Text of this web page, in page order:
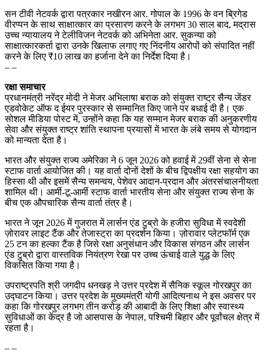
सन टीवी नेटवर्क द्वारा पत्रकार नखीरन आर. गोपाल के 1996 के वन ब्रिगेड
वीरप्पन के साथ साक्षात्कार का प्रसारण करने के लगभग 30 साल बाद, मद्रास
उच्च न्यायालय ने टेलीविजन नेटवर्क को अभिनेता आर. सुकन्या को
साक्षात्कारकर्ता द्वारा उनके खिलाफ लगाए गए निंदनीय आरोपों को संपादित नहीं
करने के लिए ₹10 लाख का हर्जाना देने का निर्देश दिया है।
– –
रक्षा समाचार
प्रधानमंत्री नरेंद्र मोदी ने मेजर अभिलाषा बराक को संयुक्त राष्ट्र सैन्य जेंडर
एडवोकेट ऑफ द ईयर पुरस्कार से सम्मानित किए जाने पर बधाई दी है। एक
सोशल मीडिया पोस्ट में, उन्होंने कहा कि यह सम्मान मेजर बराक की अनुकरणीय
सेवा और संयुक्त राष्ट्र शांति स्थापना प्रयासों में भारत के लंबे समय से योगदान
को मान्यता देता है।
भारत और संयुक्त राज्य अमेरिका ने 6 जून 2026 को हवाई में 29वीं सेना से सेना
स्टाफ वार्ता आयोजित की। यह वार्ता दोनों देशों के बीच द्विपक्षीय रक्षा सहयोग का
हिस्सा थी और इसमें सैन्य समन्वय, पेशेवर आदान-प्रदान और अंतरसंचालनीयता
शामिल थी। आर्मी-टू-आर्मी स्टाफ वार्ता भारतीय सेना और संयुक्त राज्य सेना के
बीच एक औपचारिक सैन्य वार्ता तंत्र है।
भारत ने जून 2026 में गुजरात में लार्सन एंड टुब्रो के हजीरा सुविधा में स्वदेशी
ज़ोरावर लाइट टैंक और तेजास्ट्रा का प्रदर्शन किया। ज़ोरावार प्लेटफॉर्म एक
25 टन का हल्का टैंक है जिसे रक्षा अनुसंधान और विकास संगठन और लार्सन
एंड टुब्रो द्वारा वास्तविक नियंत्रण रेखा पर उच्च ऊंचाई वाले युद्ध के लिए
विकसित किया गया है।
उपराष्ट्रपति श्री जगदीप धनखड़ ने उत्तर प्रदेश में सैनिक स्कूल गोरखपुर का
उद्घाटन किया। उत्तर प्रदेश के मुख्यमंत्री योगी आदित्यनाथ ने इस अवसर पर
कहा कि गोरखपुर लगभग तीन करोड़ की आबादी के लिए शिक्षा और स्वास्थ्य
सुविधाओं का केंद्र है जो आसपास के नेपाल, पश्चिमी बिहार और पूर्वांचल क्षेत्र में
रहता है।
– –